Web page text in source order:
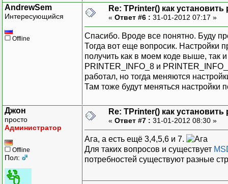
AndrewSem
Интересующийся
Offline
Re: TPrinter() как
« Ответ #6 : 31-01-2012 07:17 »
Спасибо. Вроде все понятно. Буду
Тогда вот еще вопросик. Настройки
получить как в моем коде выше, так
PRINTER_INFO_8 и
работал, но тогда меняются
Там тоже будут меняться настройки
Джон
просто
Администратор
Offline
Пол:
Re: TPrinter() как
« Ответ #7 : 31-01-2012 08:30 »
Ага, а есть ещё 3,4,5,6 и 7.
Для таких вопросов и существует
потребностей существуют разные